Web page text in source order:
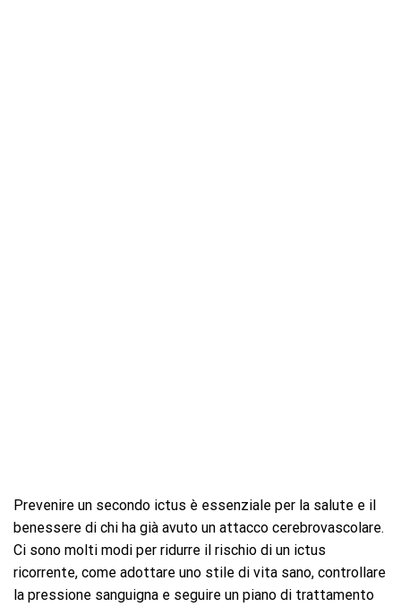
Prevenire un secondo ictus è essenziale per la salute e il
benessere di chi ha già avuto un attacco cerebrovascolare.
Ci sono molti modi per ridurre il rischio di un ictus
ricorrente, come adottare uno stile di vita sano, controllare
la pressione sanguigna e seguire un piano di trattamento